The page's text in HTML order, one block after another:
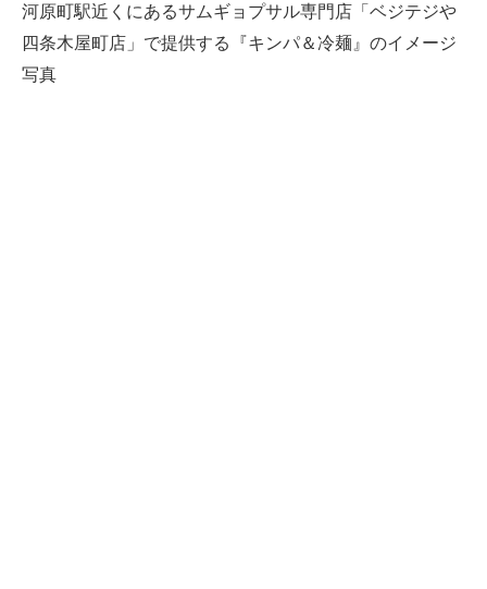
河原町駅近くにあるサムギョプサル専門店「ベジテジや
四条木屋町店」で提供する『キンパ＆冷麺』のイメージ
写真